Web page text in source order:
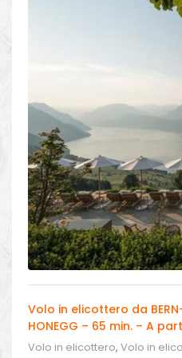
Volo in elicottero da BERN-
HONEGG – 65 min. – A
Volo in elicottero, Volo in